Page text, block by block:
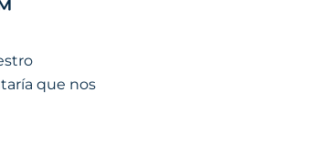
que nos